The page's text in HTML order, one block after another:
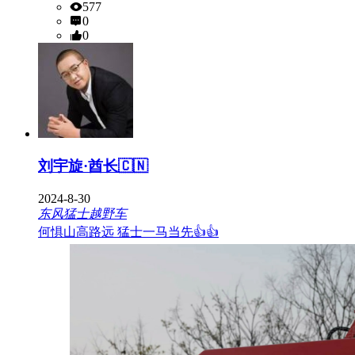
577
0
0
刘宇旋·酋长🇨🇳
2024-8-30
东风猛士越野车
何惧山高路远 猛士一马当先👍👍